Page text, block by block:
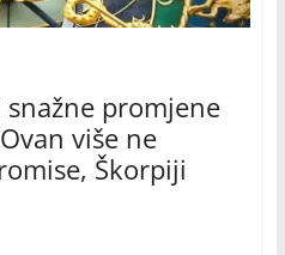
promjene
više ne
Škorpiji